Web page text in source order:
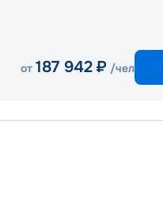
от 187 942 ₽ /чел